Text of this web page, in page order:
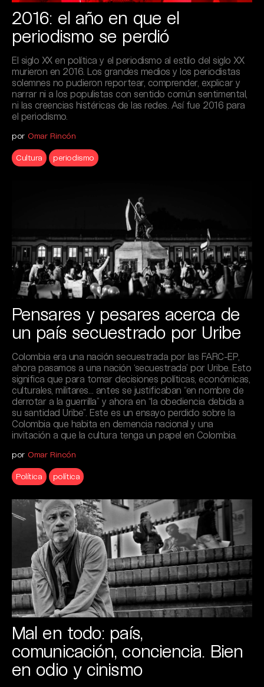
2016: el año en que el
periodismo se perdió
El siglo XX en política y el periodismo al estilo del siglo XX
murieron en 2016. Los grandes medios y los periodistas
solemnes no pudieron reportear, comprender, explicar y
narrar ni a los populistas con sentido común sentimental,
ni las creencias histéricas de las redes. Así fue 2016 para
el periodismo.
por Omar Rincón
Cultura periodismo
Pensares y pesares acerca de
un país secuestrado por Uribe
Colombia era una nación secuestrada por las FARC-EP,
ahora pasamos a una nación ‘secuestrada’ por Uribe. Esto
significa que para tomar decisiones políticas, económicas,
culturales, militares… antes se justificaban “en nombre de
derrotar a la guerrilla” y ahora en “la obediencia debida a
su santidad Uribe”. Este es un ensayo perdido sobre la
Colombia que habita en demencia nacional y una
invitación a que la cultura tenga un papel en Colombia.
por Omar Rincón
Política política
Mal en todo: país,
comunicación, conciencia. Bien
en odio y cinismo